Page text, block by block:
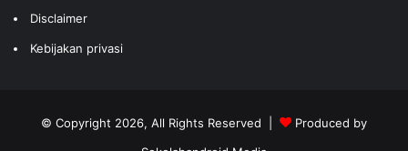
Disclaimer
Kebijakan privasi
© Copyright 2026, All Rights Reserved |
Produced by